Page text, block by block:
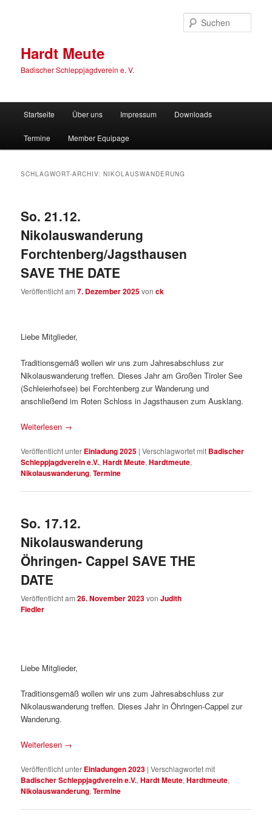
Hardt Meute
Badischer Schleppjagdverein e. V.
Startseite Über uns Impressum Downloads
Termine Member Equipage
SCHLAGWORT-ARCHIV:NIKOLAUSWANDERUNG
So. 21.12.
Nikolauswanderung
Forchtenberg/Jagsthausen
SAVE THE DATE
Veröffentlicht am7. Dezember 2025vonck
Liebe Mitglieder,
Traditionsgemäß wollen wir uns zum Jahresabschluss zur
Nikolauswanderung treffen. Dieses Jahr am Großen Tiroler See
(Schleierhofsee) bei Forchtenberg zur Wanderung und
anschließend im Roten Schloss in Jagsthausen zum Ausklang.
Weiterlesen →
Veröffentlicht unter Einladung 2025 |Verschlagwortet mit Badischer
Schleppjagdverein e.V.,Hardt Meute,Hardtmeute,
Nikolauswanderung,Termine
So. 17.12.
Nikolauswanderung
Öhringen- Cappel SAVE THE
DATE
Veröffentlicht am26. November 2023vonJudith
Fiedler
Liebe Mitglieder,
Traditionsgemäß wollen wir uns zum Jahresabschluss zur
Nikolauswanderung treffen. Dieses Jahr in Öhringen-Cappel zur
Wanderung.
Weiterlesen →
Veröffentlicht unter Einladungen 2023 |Verschlagwortet mit
Badischer Schleppjagdverein e.V.,Hardt Meute,Hardtmeute,
Nikolauswanderung,Termine